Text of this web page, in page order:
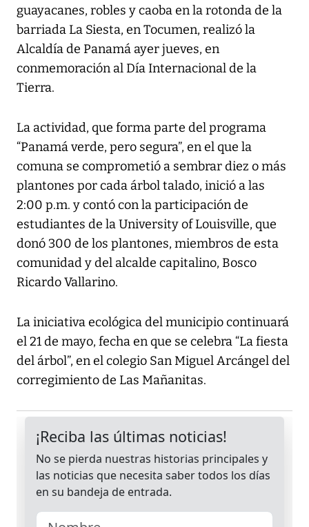
guayacanes, robles y caoba en la rotonda de la
barriada La Siesta, en Tocumen, realizó la
Alcaldía de Panamá ayer jueves, en
conmemoración al Día Internacional de la
Tierra.
La actividad, que forma parte del programa
“Panamá verde, pero segura”, en el que la
comuna se comprometió a sembrar diez o más
plantones por cada árbol talado, inició a las
2:00 p.m. y contó con la participación de
estudiantes de la University of Louisville, que
donó 300 de los plantones, miembros de esta
comunidad y del alcalde capitalino, Bosco
Ricardo Vallarino.
La iniciativa ecológica del municipio continuará
el 21 de mayo, fecha en que se celebra “La fiesta
del árbol”, en el colegio San Miguel Arcángel del
corregimiento de Las Mañanitas.